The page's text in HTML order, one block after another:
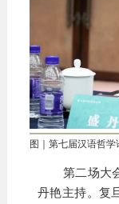
图｜第七届汉语哲学
第二场大
丹艳主持。复